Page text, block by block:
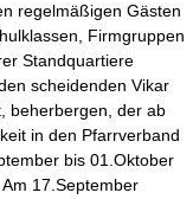
regelmäßigen Gästen
Firmgruppen
Standquartiere
scheidenden Vikar
beherbergen, der ab
in den Pfarrverband
bis 01.Oktober
17.September